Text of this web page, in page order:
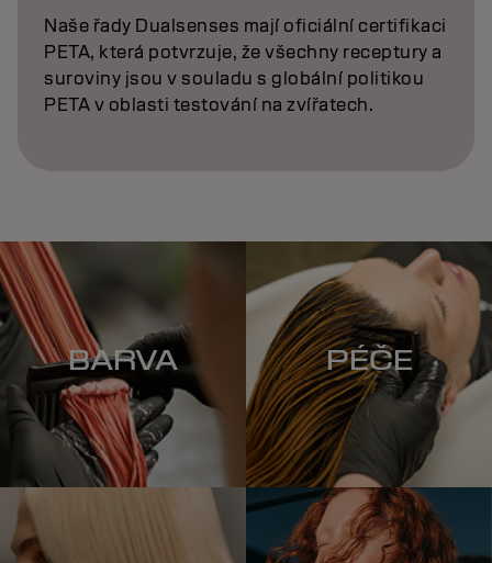
Naše řady Dualsenses mají oficiální certifikaci
PETA, která potvrzuje, že všechny receptury a
suroviny jsou v souladu s globální politikou
PETA v oblasti testování na zvířatech.
BARVA PÉČE